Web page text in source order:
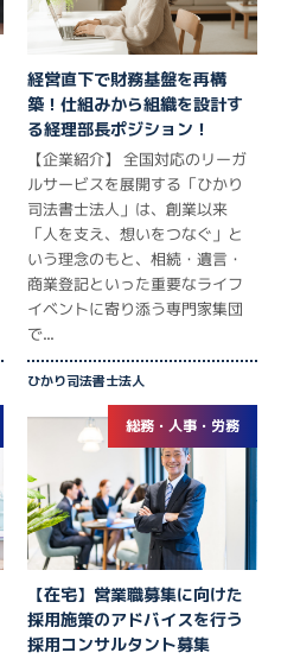
経営直下で財務基盤を再構
築！仕組みから組織を設計す
る経理部長ポジション！
【企業紹介】 全国対応のリーガ
ルサービスを展開する「ひかり
司法書士法人」は、創業以来
「人を支え、想いをつなぐ」と
いう理念のもと、相続・遺言・
商業登記といった重要なライフ
イベントに寄り添う専門家集団
で...
ひかり司法書士法人
総務・人事・労務
【在宅】営業職募集に向けた
採用施策のアドバイスを行う
採用コンサルタント募集